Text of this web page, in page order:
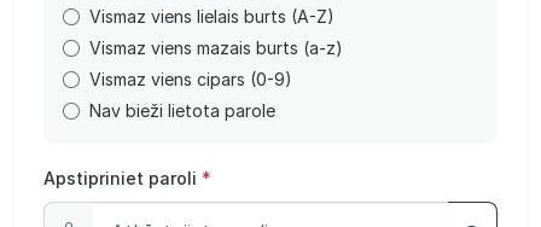
Vismaz viens lielais burts (A-Z)
Vismaz viens mazais burts (a-z)
Vismaz viens cipars (0-9)
Nav bieži lietota parole
Apstipriniet paroli *